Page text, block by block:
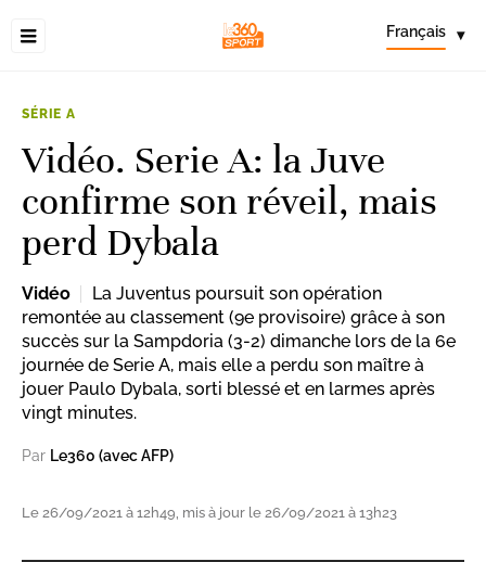
Français ▾
SÉRIE A
Vidéo. Serie A: la Juve
confirme son réveil, mais
perd Dybala
Vidéo
La Juventus poursuit son opération
remontée au classement (9e provisoire) grâce à son
succès sur la Sampdoria (3-2) dimanche lors de la 6e
journée de Serie A, mais elle a perdu son maître à
jouer Paulo Dybala, sorti blessé et en larmes après
vingt minutes.
Par Le360 (avec AFP)
Le 26/09/2021 à 12h49, mis à jour le 26/09/2021 à 13h23